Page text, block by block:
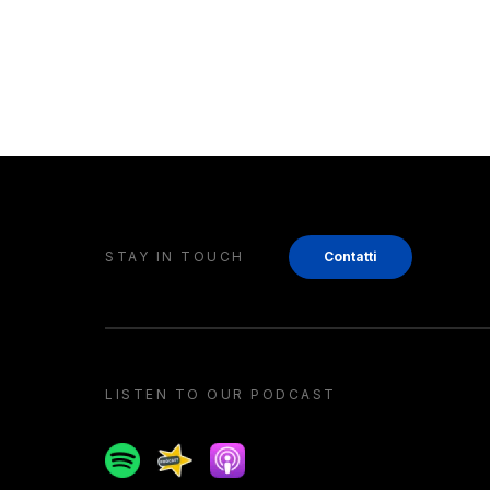
STAY IN TOUCH Contatti
LISTEN TO OUR PODCAST
SpotifySpreakerApple podcast